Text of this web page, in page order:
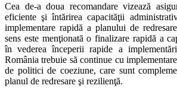
Cea de-a doua recomandare vizează
eficiente şi întărirea capacităţii
implementare rapidă a planului de
sens este menţionată o finalizare rapidă a
în vederea începerii rapide a
România trebuie să continue cu
de politici de coeziune, care sunt
planul de redresare şi rezilienţă.